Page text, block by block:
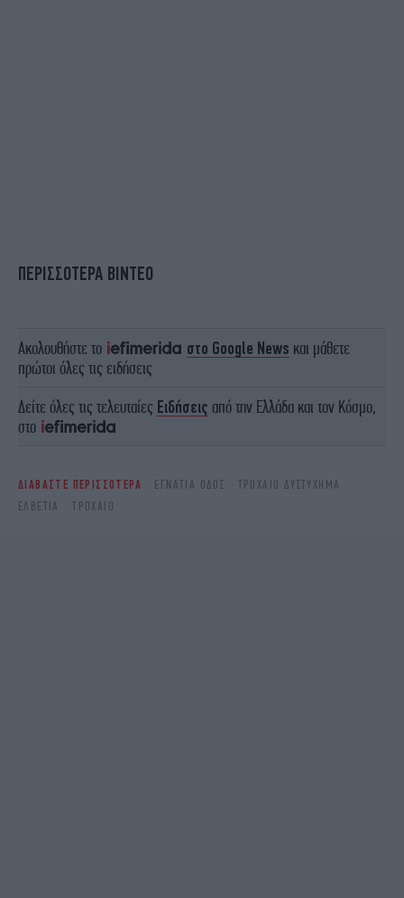
ΠΕΡΙΣΣΟΤΕΡΑ ΒΙΝΤΕΟ
Ακολουθήστε το στο Google News και μάθετε
πρώτοι όλες τις ειδήσεις
Δείτε όλες τις τελευταίες Ειδήσεις από την Ελλάδα και τον Κόσμο,
στο
ΔΙΑΒΑΣΤΕ ΠΕΡΙΣΣΟΤΕΡΑ ΕΓΝΑΤΊΑ ΟΔΌΣ
ΤΡΟΧΑΊΟ ΔΥΣΤΎΧΗΜΑ
ΕΛΒΕΤΊΑ
ΤΡΟΧΑΊΟ